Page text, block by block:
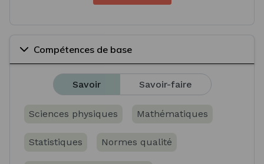
Compétences de base
Savoir Savoir-faire
Sciences physiques Mathématiques
Statistiques Normes qualité